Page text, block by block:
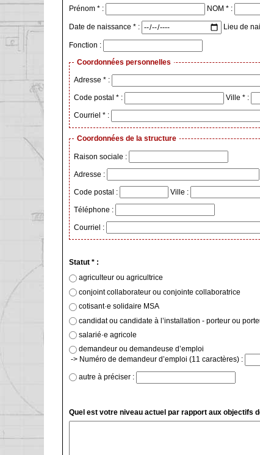
Prénom * : NOM * :
Date de naissance * : Lieu de
Fonction :
Coordonnées personnelles
Adresse * :
Code postal * : Ville * :
Courriel * :
Coordonnées de la structure
Raison sociale :
Adresse :
Code postal : Ville :
Téléphone :
Courriel :
Statut * :
agriculteur ou agricultrice
conjoint collaborateur ou conjointe collaboratrice
cotisant·e solidaire MSA
candidat ou candidate à l’installation
salarié·e agricole
demandeur ou demandeuse d’emploi
-> Numéro de demandeur d’emploi (11 caractères) :
autre à préciser :
Quel est votre niveau actuel par rapport aux objectifs